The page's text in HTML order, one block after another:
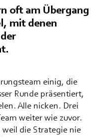
oft am Übergang
mit denen
einig, die
Runde präsentiert,
Alle nicken. Drei
weiter wie zuvor.
weil die Strategie nie